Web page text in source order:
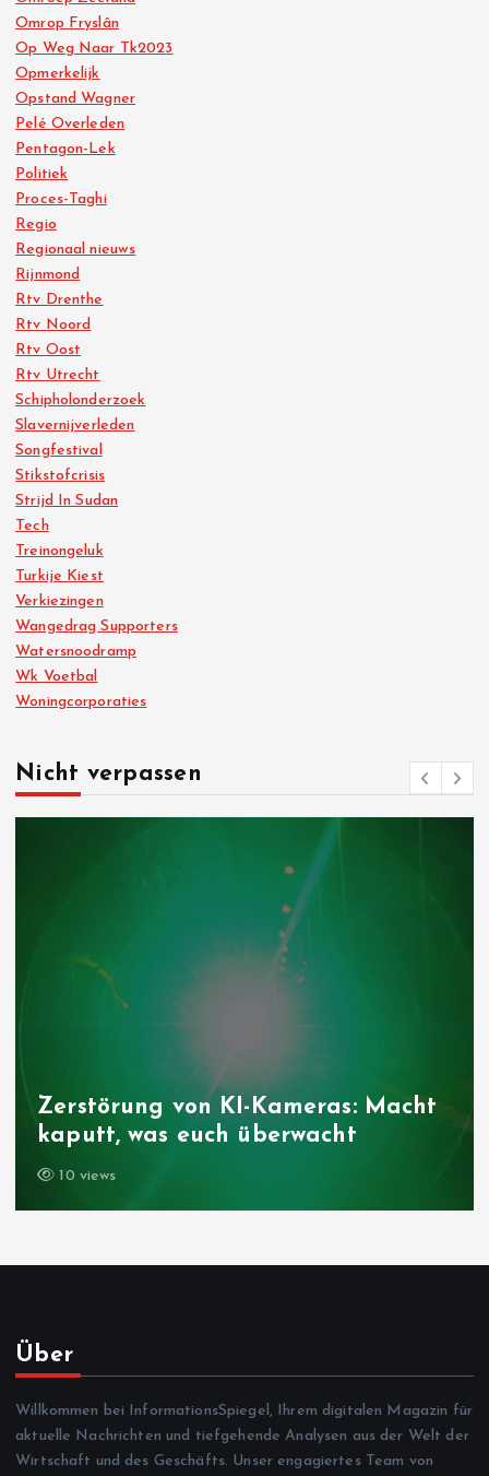
Omrop Fryslân
Op Weg Naar Tk2023
Opmerkelijk
Opstand Wagner
Pelé Overleden
Pentagon-Lek
Politiek
Proces-Taghi
Regio
Regionaal nieuws
Rijnmond
Rtv Drenthe
Rtv Noord
Rtv Oost
Rtv Utrecht
Schipholonderzoek
Slavernijverleden
Songfestival
Stikstofcrisis
Strijd In Sudan
Tech
Treinongeluk
Turkije Kiest
Verkiezingen
Wangedrag Supporters
Watersnoodramp
Wk Voetbal
Woningcorporaties
Nicht verpassen
Zerstörung von KI-Kameras: Macht
kaputt, was euch überwacht
10 views
Über
Willkommen bei InformationsSpiegel, Ihrem digitalen Magazin für
aktuelle Nachrichten und tiefgehende Analysen aus der Welt der
Wirtschaft und des Geschäfts. Unser engagiertes Team von